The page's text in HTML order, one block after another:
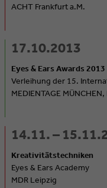
ACHT Frankfurt a.M.
17.10.2013
Eyes & Ears Awards 2013
Verleihung der 15.
MEDIENTAGE
14.11. –
Kreativitätstechniken
Eyes & Ears Academy
MDR Leipzig